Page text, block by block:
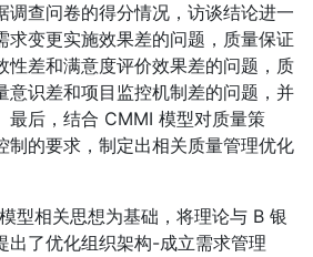
调查问卷的得分情况，访谈结论进一
求变更实施效果差的问题，质量保证
性差和满意度评价效果差的问题，质
意识差和项目监控机制差的问题，并
最后，结合 CMMI 模型对质量策
制的要求，制定出相关质量管理优化
型相关思想为基础，将理论与 B 银
出了优化组织架构-成立需求管理